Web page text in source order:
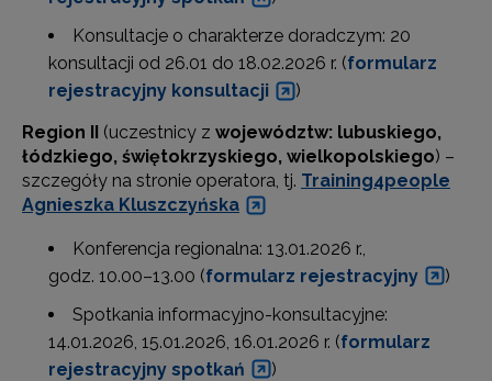
Konsultacje o charakterze doradczym: 20
konsultacji od 26.01 do 18.02.2026 r. (formularz
rejestracyjny konsultacji
)
Region II (uczestnicy z województw: lubuskiego,
łódzkiego, świętokrzyskiego, wielkopolskiego) –
szczegóły na stronie operatora, tj. Training4people
Agnieszka Kluszczyńska
Konferencja regionalna: 13.01.2026 r.,
godz. 10.00–13.00 (formularz rejestracyjny
)
Spotkania informacyjno-konsultacyjne:
14.01.2026, 15.01.2026, 16.01.2026 r. (formularz
rejestracyjny spotkań
)